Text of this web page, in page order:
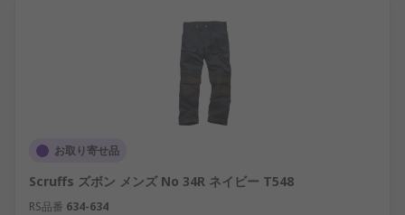
お取り寄せ品
Scruffs ズボン メンズ No 34R ネイビー T548
RS品番 634-634